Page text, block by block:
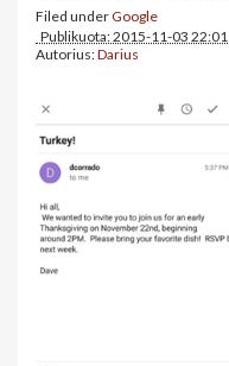
Filed underGoogle
Publikuota: 2015-11-03 22:01
Autorius:Darius